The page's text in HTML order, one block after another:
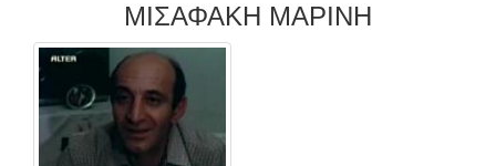
ΜΙΣΑΦΑΚΗ ΜΑΡΙΝΗ